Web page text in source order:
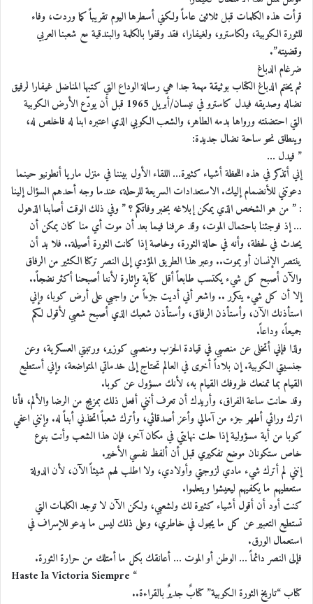
قرأت هذه الكلمات قبل ثلاثين عاماً ولكني أسطرها اليوم تقريباً كما وردت، وفاء
للثورة الكوبية، ولكاسترو، ولغيفارا، فقد وقفوا بالكلمة والبندقية مع شعبنا العربي
وقضيته”.
ضرغام الدباغ
ثم يختم الدباغ الكتاب بوثيقة مهمة جدا هي رسالة الوداع التي كتبها المناضل غيفارا لرفيق
نضاله وصديقه فيدل كاسترو في نيسان/أبريل 1965 قبل أن يودّع الأرض الكوبية
التي احتضنته ورواها بدمه الطاهر، والشعب الكوبي الذي اعتبره ابنا له فاخلص له،
وينطلق نحو ساحة نضال جديدة:
” فيدل …
إني أتذكر في هذه اللحظة أشياء كثيرة… اللقاء الأول بيننا في منزل ماريا أنطونيو حينما
دعوتني للأنضمام إليك. الاستعدادات السريعة للرحلة، عندما وجه أحدهم السؤال إلينا
: ” من هو الشخص الذي يمكن إبلاغه بخبر وفاتكم ؟ ” وفي ذلك الوقت أصابنا الذهول
… إذ فوجئنا باحتمال الموت، وقد عرفنا فيما بعد أن موت أي منا كان يمكن أن
يحدث في لحظة، وأنه في حالة الثورة، وخاصة إذا كانت الثورة أصيلة.. فلا بد أن
ينتصر الإنسان أو يموت.. وعبر هذا الطريق المؤدي إلى النصر تركنا الكثير من الرفاق
والآن أصبح كل شيء يكتسب طابعاً أقل كآبة وإثارة لأننا أصبحنا أكثر نضجاً..
إلا أن كل شيء يتكرر .. واشعر أني أديت جزءاً من واجبي على أرض كوبا، وإني
استأذنك الآن، وأستأذن الرفاق، وأستأذن شعبك الذي أصبح شعبي لأقول لكم
جميعاً، وداعاً.
ولذا فإني أتخلى عن منصبي في قيادة الحزب ومنصبي كوزير، ورتبتي العسكرية، وعن
جنسيتي الكوبية. إن بلاداً أخرى في العالم تحتاج إلى خدماتي المتواضعة، وإني أستطيع
القيام بما تمنعك ظروفك القيام به، لأنك مسؤول عن كوبا.
وقد حانت ساعة الفراق، وأريدك أن تعرف أنني أفعل ذلك بمزيج من الرضا والألم، فأنا
اترك ورائي أطهر جزء من آمالي وأعز أصدقائي، وأترك شعباً اتخذني أبناً له. وإنني اعفي
كوبا من أية مسؤولية إذا حلت نهايتي في مكان آخر، فإن هذا الشعب وأنت بنوع
خاص ستكونان موضع تفكيري قبل أن ألفظ نفسي الأخير.
إنني لم أترك شيء مادي لزوجتي وأولادي، ولا اطلب لهم شيئاً الآن، لأن الدولة
ستعطيهم ما يكفيهم ليعيشوا ويتعلموا.
كنت أود أن أقول أشياء كثيرة لك ولشعبي، ولكن الآن لا توجد الكلمات التي
تستطيع التعبير عن كل ما يجول في خاطري، وعلى ذلك ليس ما يدعو للإسراف في
استعمال الورق.
فإلى النصر دائماً … الوطن أو الموت … أعانقك بكل ما أمتلك من حرارة الثورة.
Haste la Victoria Siempre “
كتاب “تاريخ الثورة الكوبية” كتابٌ جديرٌ بالقراءة..